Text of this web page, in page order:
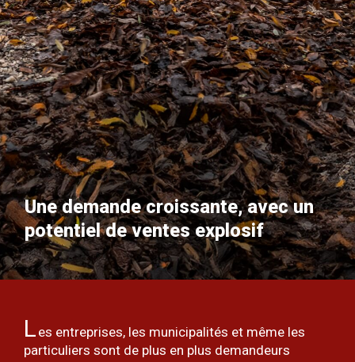
Une demande croissante, avec un
potentiel de ventes explosif
L es entreprises, les municipalités et même les
particuliers sont de plus en plus demandeurs